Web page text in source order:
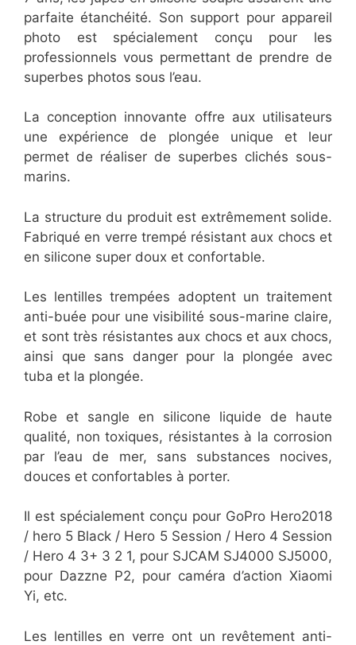
parfaite étanchéité. Son support pour appareil
photo est spécialement conçu pour les
professionnels vous permettant de prendre de
superbes photos sous l’eau.
La conception innovante offre aux utilisateurs
une expérience de plongée unique et leur
permet de réaliser de superbes clichés sous-
marins.
La structure du produit est extrêmement solide.
Fabriqué en verre trempé résistant aux chocs et
en silicone super doux et confortable.
Les lentilles trempées adoptent un traitement
anti-buée pour une visibilité sous-marine claire,
et sont très résistantes aux chocs et aux chocs,
ainsi que sans danger pour la plongée avec
tuba et la plongée.
Robe et sangle en silicone liquide de haute
qualité, non toxiques, résistantes à la corrosion
par l’eau de mer, sans substances nocives,
douces et confortables à porter.
Il est spécialement conçu pour GoPro Hero2018
/ hero 5 Black / Hero 5 Session / Hero 4 Session
/ Hero 4 3+ 3 2 1, pour SJCAM SJ4000 SJ5000,
pour Dazzne P2, pour caméra d’action Xiaomi
Yi, etc.
Les lentilles en verre ont un revêtement anti-